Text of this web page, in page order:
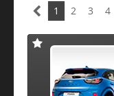
1 2 3 4